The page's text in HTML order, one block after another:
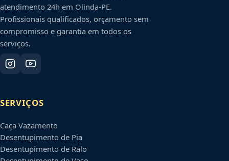
atendimento 24h em Olinda-PE.
Profissionais qualificados, orçamento sem
compromisso e garantia em todos os
serviços.
SERVIÇOS
Caça Vazamento
Desentupimento de Pia
Desentupimento de Ralo